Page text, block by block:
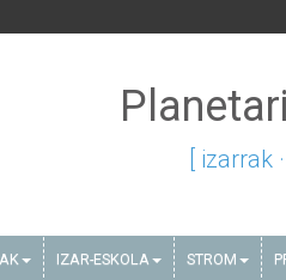
[ izarrak
IZAR-ESKOLA STROM